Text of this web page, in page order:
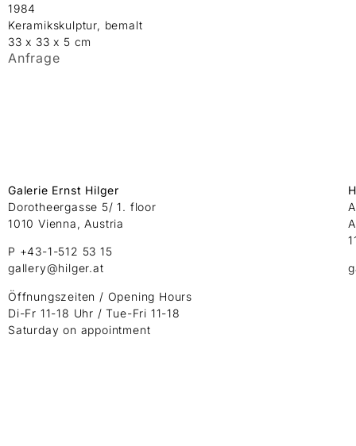
1984
Keramikskulptur, bemalt
33 x 33 x 5 cm
Anfrage
Galerie Ernst Hilger
Dorotheergasse 5/ 1. floor
1010 Vienna, Austria
P +43-1-512 53 15
gallery@hilger.at
Öffnungszeiten / Opening Hours
Di-Fr 11-18 Uhr / Tue-Fri 11-18
Saturday on appointment